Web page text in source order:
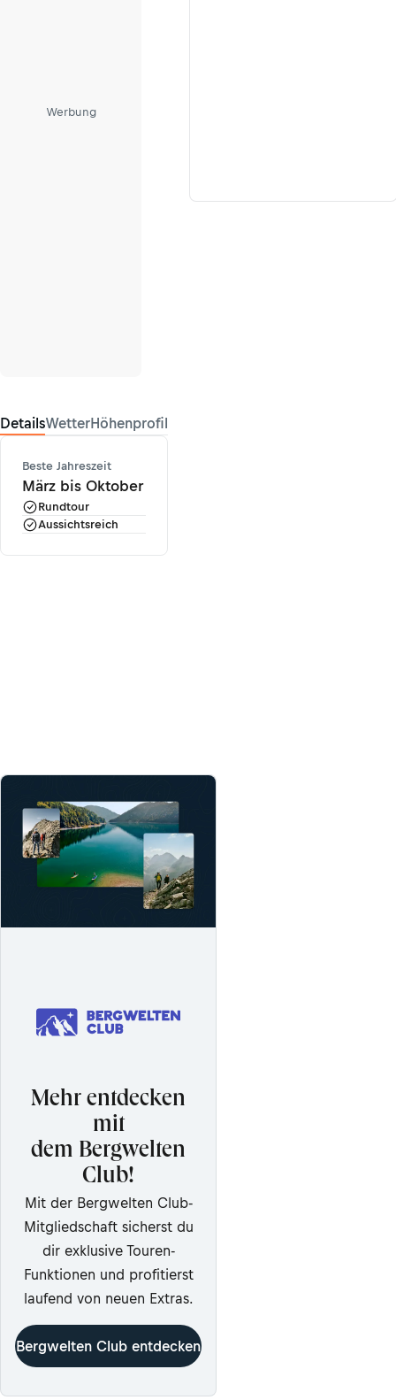
Werbung
DetailsWetterHöhenprofil
Beste Jahreszeit
März bis Oktober
Rundtour
Aussichtsreich
Mehr entdecken
mit
dem Bergwelten
Club!
Mit der Bergwelten Club-
Mitgliedschaft sicherst du
dir exklusive Touren-
Funktionen und profitierst
laufend von neuen Extras.
Bergwelten Club entdecken